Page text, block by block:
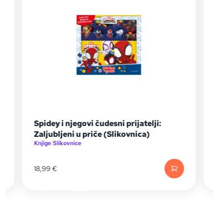
Spidey i njegovi čudesni prijatelji:
Zaljubljeni u priče (Slikovnica)
Knjige|Slikovnice
18,99€